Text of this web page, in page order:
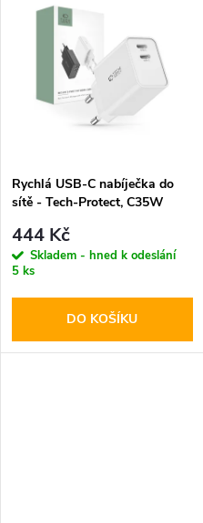
Rychlá USB-C nabíječka do
sítě - Tech-Protect, C35W
444 Kč
Skladem - hned k odeslání
5 ks
DO KOŠÍKU